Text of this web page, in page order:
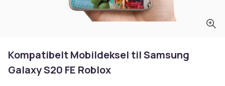
Kompatibelt Mobildeksel til Samsung
Galaxy S20 FE Roblox